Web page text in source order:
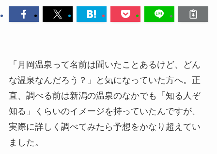
「月岡温泉って名前は聞いたことあるけど、どん
な温泉なんだろう？」と気になっていた方へ。正
直、調べる前は新潟の温泉のなかでも「知る人ぞ
知る」くらいのイメージを持っていたんですが、
実際に詳しく調べてみたら予想をかなり超えてい
ました。